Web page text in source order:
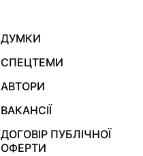
ДУМКИ
СПЕЦТЕМИ
АВТОРИ
ВАКАНСІЇ
ДОГОВІР ПУБЛІЧНОЇ
ОФЕРТИ